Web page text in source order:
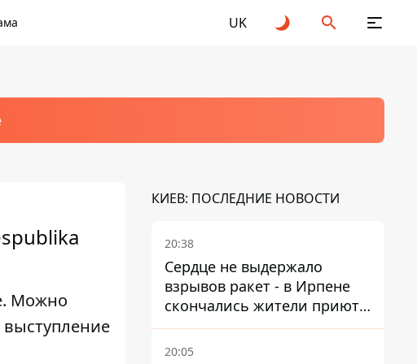
UK
Можно
КИЕВ: ПОСЛЕДНИЕ НОВОСТИ
20:38
Сердце не выдержало
взрывов ракет - в Ирпене
скончались жители приюта
для собак с инвалидностью
20:05